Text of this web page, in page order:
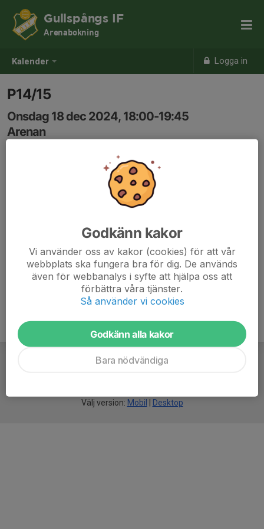
Kalender Logga in
Gullspångs IF
Arenabokning
P14/15
Onsdag 18 dec 2024, 18:00-19:45
Arenan
Välj version: Mobil Desktop
Godkänn kakor
Vi använder oss av kakor (cookies) för att vår
webbplats ska fungera bra för dig. De används
även för webbanalys i syfte att hjälpa oss att
förbättra våra tjänster.
Så använder vi cookies
Godkänn alla kakor
Bara nödvändiga